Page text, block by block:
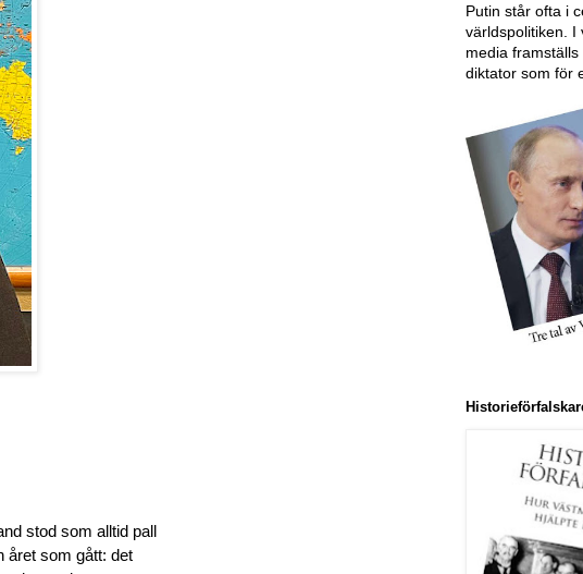
stod som alltid pall
året som gått: det
Putin står ofta i
världspolitiken. I
media
diktator som för